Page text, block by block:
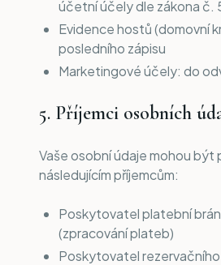
účetní účely dle zákona č.
Evidence hostů (domovní
posledního zápisu
Marketingové účely: do
5. Příjemci osobních
Vaše osobní údaje mohou být
následujícím příjemcům:
Poskytovatel platební
(zpracování plateb)
Poskytovatel